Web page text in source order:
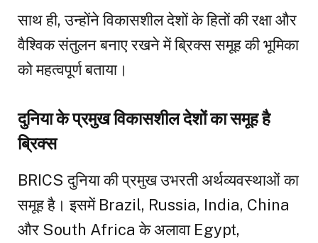
साथ ही, उन्होंने विकासशील देशों के हितों की रक्षा और
वैश्विक संतुलन बनाए रखने में ब्रिक्स समूह की भूमिका
को महत्वपूर्ण बताया।
दुनिया के प्रमुख विकासशील देशों का समूह है
ब्रिक्स
BRICS दुनिया की प्रमुख उभरती अर्थव्यवस्थाओं का
समूह है। इसमें Brazil, Russia, India, China
और South Africa के अलावा Egypt,